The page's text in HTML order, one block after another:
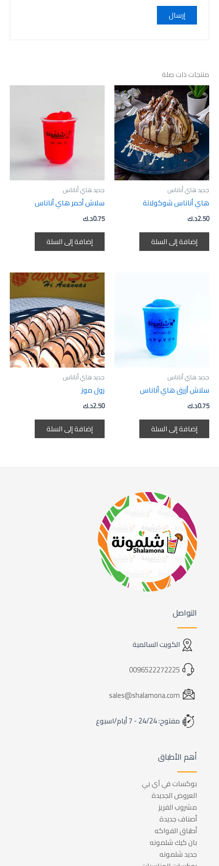
منتجات ذات صلة
جديد هاي أناناس
هاي أناناس شوكولاتة
د.ك2.50
إضافة إلى السلة
جديد هاي أناناس
سلاش أحمر هاي أناناس
د.ك0.75
إضافة إلى السلة
جديد هاي أناناس
سلاش أزرق هاي أناناس
د.ك0.75
إضافة إلى السلة
جديد هاي أناناس
رول موز
د.ك2.50
إضافة إلى السلة
التواصل
الكويت السالمية
0096522272225
sales@shalamona.com
مفتوح: 24/24 - 7 أيام/اسبوع
أهم الأطباق
بوكسات في آي بي
العروض الجديدة
مشروب الفريز
أصناف جديدة
أطباق الفواكه
بان كيك شلمونه
جديد شلمونه